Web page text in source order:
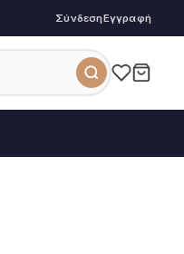
ΣύνδεσηΕγγραφή